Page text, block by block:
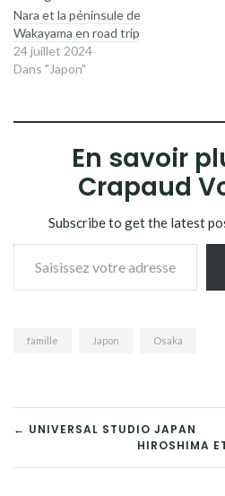
Nara et la péninsule de
Wakayama en road trip
24 juillet 2024
Dans "Japon"
En savoir
Crapaud
Subscribe to get the latest
Saisissez votre adresse e-mail…
famille Japon Osaka
NAVIGATION
DE
← UNIVERSAL STUDIO JAPAN
HIROSHIMA